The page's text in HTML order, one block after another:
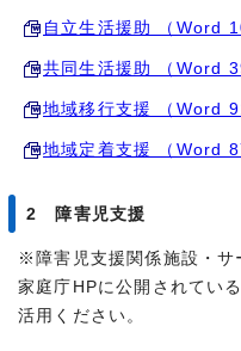
自立生活援助 （Word
共同生活援助 （Word
地域移行支援 （Word
地域定着支援 （Word
2 障害児支援
※障害児支援関係施設・サ
家庭庁HPに公開されてい
活用ください。